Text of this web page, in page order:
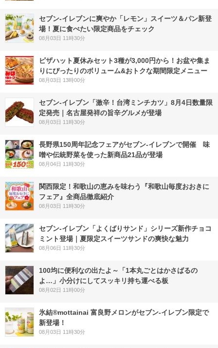
セブン‐イレブンに爽やか「レモン」スイーツ＆パン新登
場！夏に食べたい限定商品をチェック
08月03日 11時30分
ピザハット夏休みセット3種が3,000円から！お盆や集ま
りにぴったりのボリューム&おトクな期間限定メニュー
08月03日 13時00分
セブン-イレブン「激辛！台湾ミンチカツ」8月4日数量限
定発売｜名古屋発祥の旨辛グルメが登場
08月03日 11時30分
長野県150周年記念フェアがセブン-イレブンで開催 味
噌や伝統野菜を使った新商品21品が登場
08月04日 11時30分
関西限定！和歌山の恵みを味わう『和歌山毎度おおきに
フェア』全商品徹底紹介
08月03日 11時30分
セブン‐イレブン「よくばりサンド」シリーズ新作チョコ
ミント登場｜夏限定スイーツサンドの爽快な魅力
08月06日 11時30分
100均に便利なの出たよ～「1本丸ごとはかさばるの
よ…」小分けにしてスッキリ持ち運べる板
08月02日 11時00分
氷結®mottainai 富良野メロンがセブン‐イレブン限定で
新登場！
08月03日 11時30分